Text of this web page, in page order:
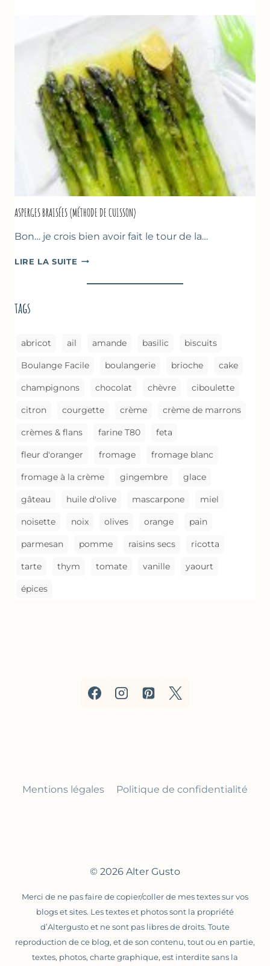
GREC,
AMANDES
&
FRUITS
ROUGES
ASPERGES BRAISÉES (MÉTHODE DE CUISSON)
Bon… je crois bien avoir fait le tour de la…
LIRE LA SUITE ASPERGES
(MÉTHODE
tags
abricot ail amande basilic biscuits
Boulange Facile boulangerie brioche cake
champignons chocolat chèvre ciboulette
citron courgette crème crème de marrons
crèmes & flans farine T80 feta
fleur d'oranger fromage fromage blanc
fromage à la crème gingembre glace
gâteau huile d'olive mascarpone miel
noisette noix olives orange pain
parmesan pomme raisins secs ricotta
tarte thym tomate vanille yaourt
épices
Mentions légales Politique de confidentialité
© 2026 Alter Gusto
Merci de ne pas faire de copier/coller de mes textes sur vos
blogs et sites. Les textes et photos sont la propriété
d’Altergusto et ne sont pas libres de droits. Toute
reproduction de ce blog, et de son contenu, tout ou en partie,
textes, photos, charte graphique, est interdite sans la